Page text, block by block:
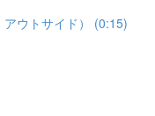
ウトサイド） (0:15)